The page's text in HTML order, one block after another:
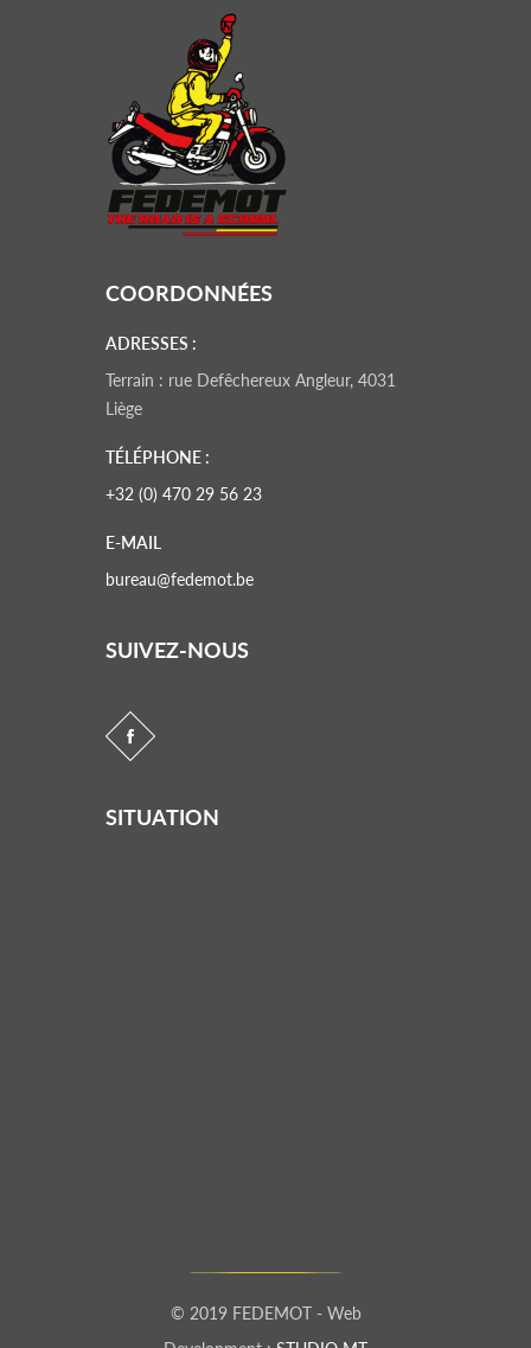
COORDONNÉES
ADRESSES :
Terrain : rue Defêchereux Angleur, 4031
Liège
TÉLÉPHONE :
+32 (0) 470 29 56 23
E-MAIL
bureau@fedemot.be
SUIVEZ-NOUS
SITUATION
© 2019 FEDEMOT - Web